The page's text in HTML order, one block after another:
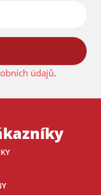
údajů.